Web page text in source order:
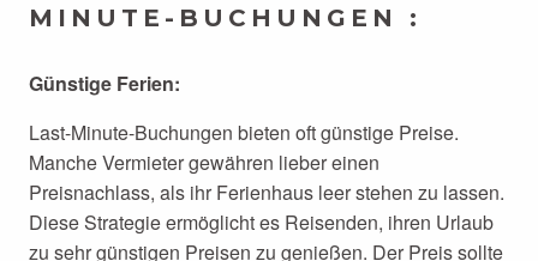
MINUTE-BUCHUNGEN :
Günstige Ferien:
Last-Minute-Buchungen bieten oft günstige Preise.
Manche Vermieter gewähren lieber einen
Preisnachlass, als ihr Ferienhaus leer stehen zu lassen.
Diese Strategie ermöglicht es Reisenden, ihren Urlaub
zu sehr günstigen Preisen zu genießen. Der Preis sollte